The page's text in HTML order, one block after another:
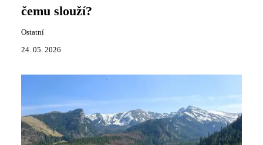
čemu slouží?
Ostatní
24. 05. 2026